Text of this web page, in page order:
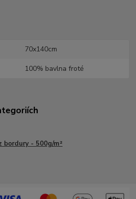
70x140cm
100% bavlna froté
bordury - 500g/m²